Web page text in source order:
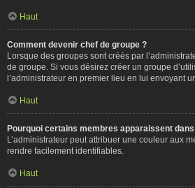
Haut
Comment devenir chef de groupe ?
Lorsque des groupes sont créés par
de groupe. Si vous désirez créer un groupe
l’administrateur en premier lieu en lui envoyant
Haut
Pourquoi certains membres apparaissent
L’administrateur peut attribuer une couleur aux
rendre facilement identifiables.
Haut